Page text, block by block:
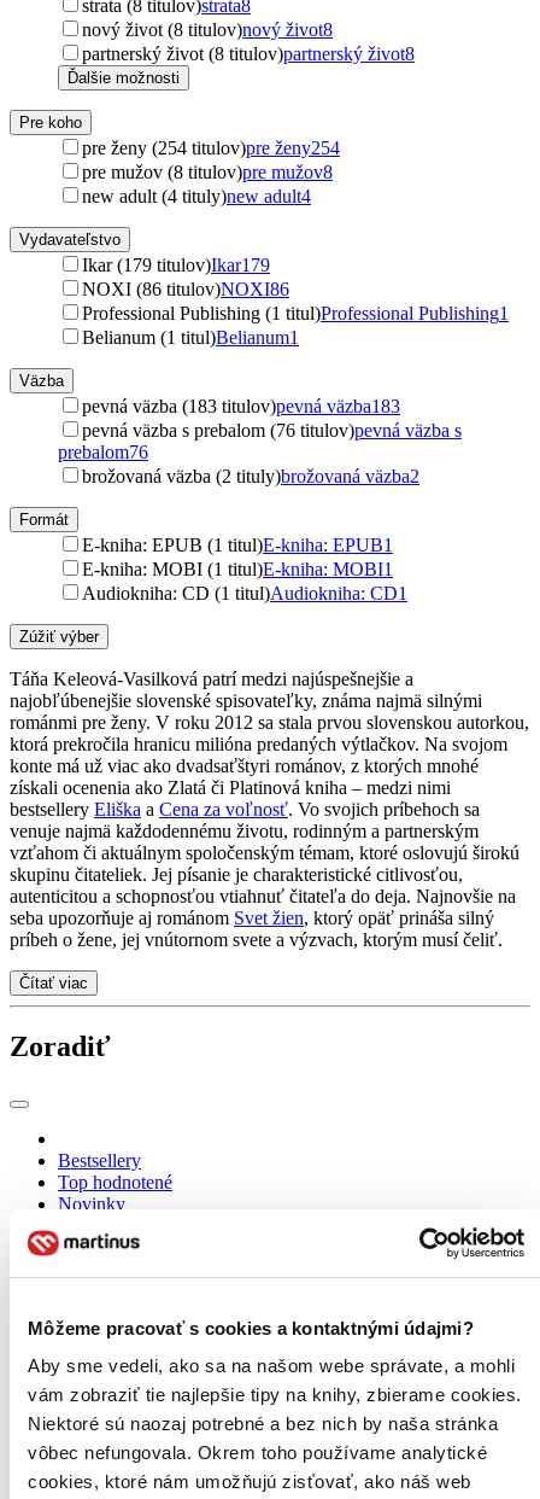
Môžeme pracovať s cookies a kontaktnými údajmi?
Aby sme vedeli, ako sa na našom webe správate, a mohli
vám zobraziť tie najlepšie tipy na knihy, zbierame cookies.
Niektoré sú naozaj potrebné a bez nich by naša stránka
vôbec nefungovala. Okrem toho používame analytické
cookies, ktoré nám umožňujú zisťovať, ako náš web
strata (8 titulov)strata8
nový život (8 titulov)nový život8
partnerský život (8 titulov)partnerský život8
Ďalšie možnosti
Pre koho
pre ženy (254 titulov)pre ženy254
pre mužov (8 titulov)pre mužov8
new adult (4 tituly)new adult4
Vydavateľstvo
Ikar (179 titulov)Ikar179
NOXI (86 titulov)NOXI86
Professional Publishing (1 titul)Professional Publishing1
Belianum (1 titul)Belianum1
Väzba
pevná väzba (183 titulov)pevná väzba183
pevná väzba s prebalom (76 titulov)pevná väzba s
prebalom76
brožovaná väzba (2 tituly)brožovaná väzba2
Formát
E-kniha: EPUB (1 titul)E-kniha: EPUB1
E-kniha: MOBI (1 titul)E-kniha: MOBI1
Audiokniha: CD (1 titul)Audiokniha: CD1
Zúžiť výber
Táňa Keleová-Vasilková patrí medzi najúspešnejšie a
najobľúbenejšie slovenské spisovateľky, známa najmä silnými
románmi pre ženy. V roku 2012 sa stala prvou slovenskou autorkou,
ktorá prekročila hranicu milióna predaných výtlačkov. Na svojom
konte má už viac ako dvadsaťštyri románov, z ktorých mnohé
získali ocenenia ako Zlatá či Platinová kniha – medzi nimi
bestsellery Eliška a Cena za voľnosť. Vo svojich príbehoch sa
venuje najmä každodennému životu, rodinným a partnerským
vzťahom či aktuálnym spoločenským témam, ktoré oslovujú širokú
skupinu čitateliek. Jej písanie je charakteristické citlivosťou,
autenticitou a schopnosťou vtiahnuť čitateľa do deja. Najnovšie na
seba upozorňuje aj románom Svet žien, ktorý opäť prináša silný
príbeh o žene, jej vnútornom svete a výzvach, ktorým musí čeliť.
Čítať viac
Zoradiť
Bestsellery
Top hodnotené
Novinky
Najlacnejšie